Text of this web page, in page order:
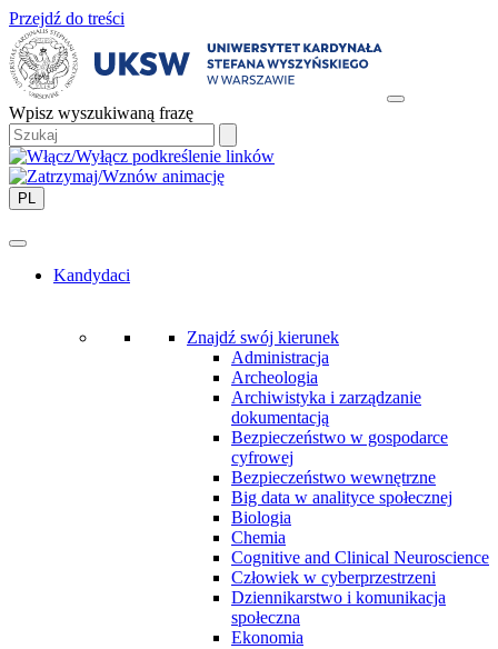
Przejdź do treści
Wpisz wyszukiwaną frazę
PL
Kandydaci
Znajdź swój kierunek
Administracja
Archeologia
Archiwistyka i zarządzanie
dokumentacją
Bezpieczeństwo w gospodarce
cyfrowej
Bezpieczeństwo wewnętrzne
Big data w analityce społecznej
Biologia
Chemia
Cognitive and Clinical Neuroscience
Człowiek w cyberprzestrzeni
Dziennikarstwo i komunikacja
społeczna
Ekonomia